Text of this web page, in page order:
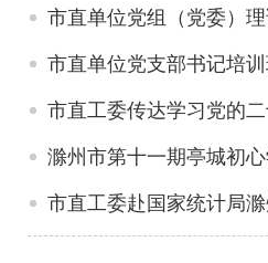
市直单位党组（党委）
市直单位党支部书记培
市直工委传达学习党的
滁州市第十一期亭城初
市直工委赴国家统计局